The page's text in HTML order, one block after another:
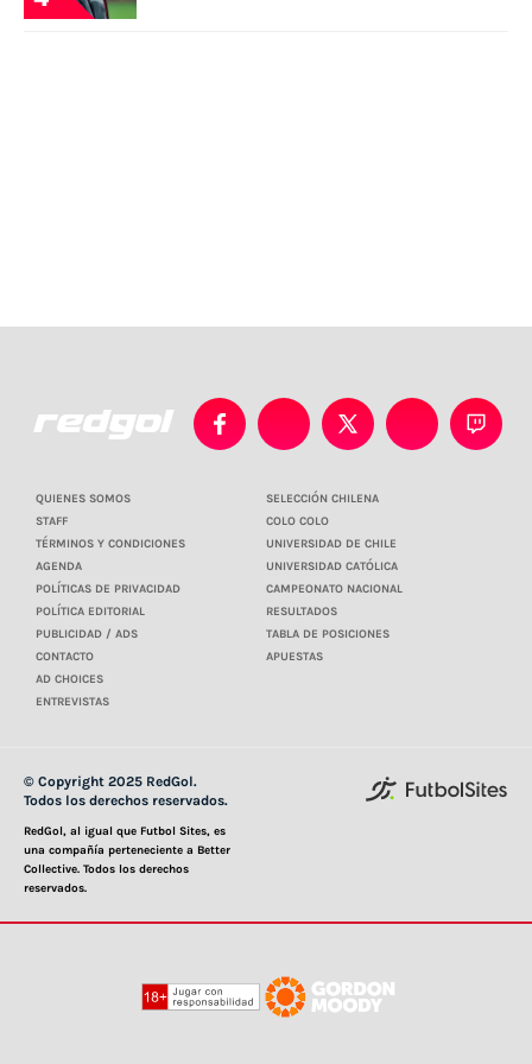
QUIENES SOMOS
STAFF
TÉRMINOS Y CONDICIONES
AGENDA
POLÍTICAS DE PRIVACIDAD
POLÍTICA EDITORIAL
PUBLICIDAD / ADS
CONTACTO
AD CHOICES
ENTREVISTAS
SELECCIÓN CHILENA
COLO COLO
UNIVERSIDAD DE CHILE
UNIVERSIDAD CATÓLICA
CAMPEONATO NACIONAL
RESULTADOS
TABLA DE POSICIONES
APUESTAS
© Copyright 2025 RedGol.
Todos los derechos reservados.
RedGol, al igual que Futbol Sites, es
una compañía perteneciente a Better
Collective. Todos los derechos
reservados.